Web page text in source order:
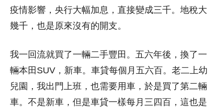
疫情影響，央行大幅加息，直接變成三千。地稅大
幾千，也是原來沒有的開支。
我一回流就買了一輛二手豐田。五六年後，換了一
輛本田SUV，新車。車貸每個月五六百。老二上幼
兒園，我出門上班，也需要用車，於是買了第二輛
車。不是新車，但是車貸一樣每月三四百，這也是